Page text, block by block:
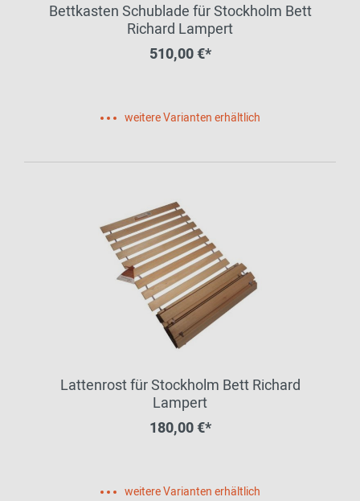
Bettkasten Schublade für Stockholm Bett
Richard Lampert
510,00 €*
weitere Varianten erhältlich
Lattenrost für Stockholm Bett Richard
Lampert
180,00 €*
weitere Varianten erhältlich